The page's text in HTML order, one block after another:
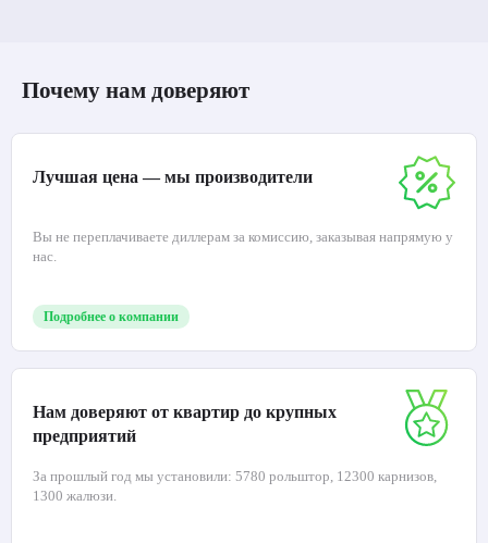
Почему нам доверяют
Лучшая цена — мы производители
Вы не переплачиваете диллерам за комиссию, заказывая напрямую у
нас.
Подробнее о компании
Нам доверяют от квартир до крупных
предприятий
За прошлый год мы установили: 5780 рольштор, 12300 карнизов,
1300 жалюзи.